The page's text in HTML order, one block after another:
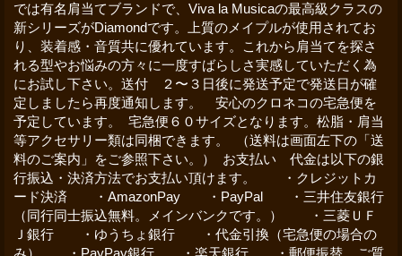
では有名肩当てブランドで、Viva la Musicaの最高級クラスの
新シリーズがDiamondです。上質のメイプルが使用されてお
り、装着感・音質共に優れています。これから肩当てを探さ
れる型やお悩みの方々に一度すばらしさ実感していただく為
にお試し下さい。送付 ２〜３日後に発送予定で発送日が確
定しましたら再度通知します。 安心のクロネコの宅急便を
予定しています。 宅急便６０サイズとなります。松脂・肩当
等アクセサリー類は同梱できます。 （送料は画面左下の「送
料のご案内」をご参照下さい。） お支払い 代金は以下の銀
行振込・決済方法でお支払い頂けます。 ・クレジットカ
ード決済 ・AmazonPay ・PayPal ・三井住友銀行
（同行同士振込無料。メインバンクです。） ・三菱ＵＦ
Ｊ銀行 ・ゆうちょ銀行 ・代金引換（宅急便の場合の
み） ・PayPay銀行 ・楽天銀行 ・郵便振替 ご質